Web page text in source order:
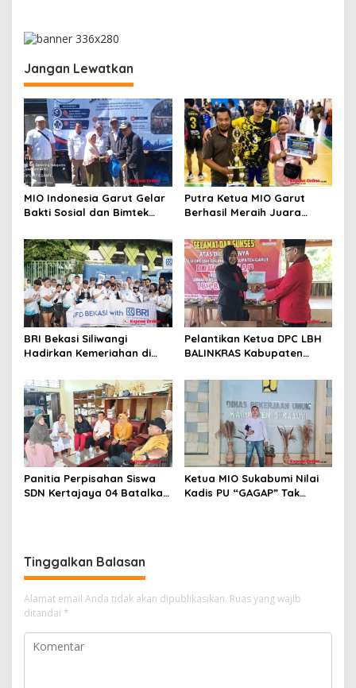
a
s
i
p
o
s
Jangan Lewatkan
MIO Indonesia Garut Gelar
Bakti Sosial dan Bimtek
Wujud Nyata Kepedulian
Putra Ketua MIO Garut
Berhasil Meraih Juara
Desa
BRI Bekasi Siliwangi
Hadirkan Kemeriahan di
Pelantikan Ketua DPC LBH
BALINKRAS Kabupaten
Berjalan Lancar
Panitia Perpisahan Siswa
SDN Kertajaya 04 Batalkan
Ketua MIO Sukabumi Nilai
Kadis PU “GAGAP” Tak
Tinggalkan Balasan
Alamat email Anda tidak akan dipublikasikan. Ruas yang wajib
ditandai *